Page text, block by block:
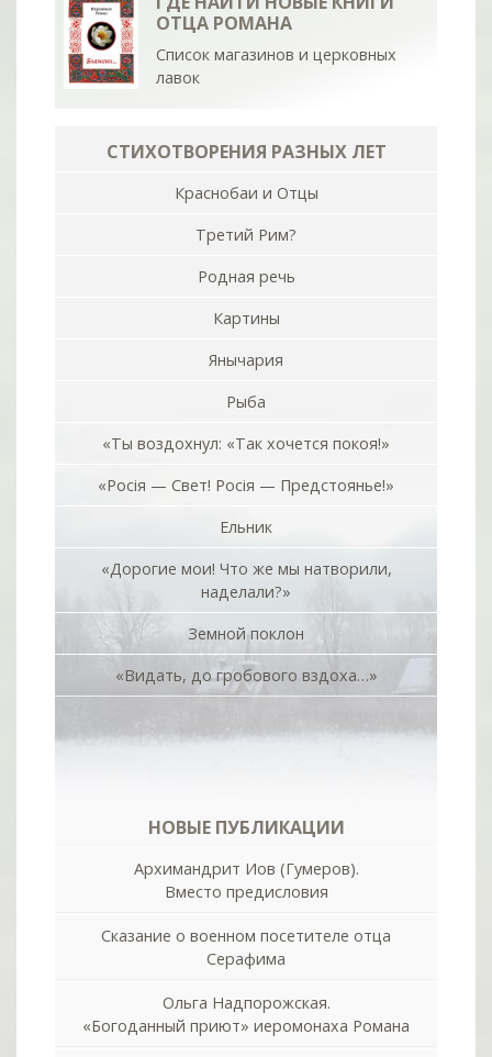
ОТЦА РОМАНА
Список магазинов и церковных
лавок
СТИХОТВОРЕНИЯ РАЗНЫХ ЛЕТ
Краснобаи и Отцы
Третий Рим?
Родная речь
Картины
Янычария
Рыба
«Ты воздохнул: «Так хочется покоя!»
«Росiя — Свет! Росiя — Предстоянье!»
Ельник
«Дорогие мои! Что же мы натворили,
наделали?»
Земной поклон
«Видать, до гробового вздоха…»
НОВЫЕ ПУБЛИКАЦИИ
Архимандрит Иов (Гумеров).
Вместо предисловия
Сказание о военном посетителе отца
Серафима
Ольга Надпорожская.
«Богоданный приют» иеромонаха Романа